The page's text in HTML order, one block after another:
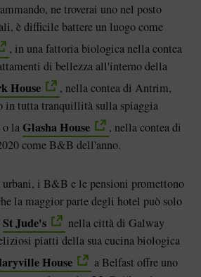
ne troverai uno nel posto
è difficile battere un luogo come
, in una fattoria biologica nella contea
di bellezza all'interno della
House
, nella contea di Antrim,
in tutta tranquillità sulla spiaggia
o laGlasha House
, nella contea di
come B&B dell'anno.
i B&B e le pensioni promettono
la maggior parte degli hotel può solo
St Jude's
nella città di Galway
piatti della sua cucina biologica
House
a Belfast offre uno